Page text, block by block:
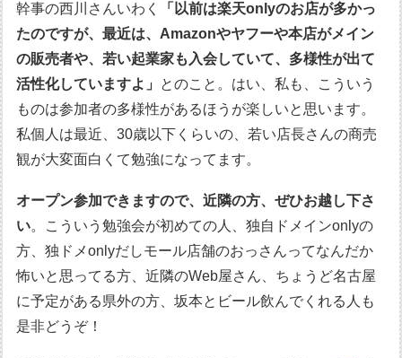
幹事の西川さんいわく
「以前は楽天onlyのお店が多かっ
たのですが、最近は、Amazonやヤフーや本店がメイン
の販売者や、若い起業家も入会していて、多様性が出て
活性化していますよ」 とのこと。はい、私も、こういう
ものは参加者の多様性があるほうが楽しいと思います。
私個人は最近、30歳以下くらいの、若い店長さんの商売
観が大変面白くて勉強になってます。
オープン参加できますので、近隣の方、ぜひお越し下さ
い。こういう勉強会が初めての人、独自ドメインonlyの
方、独ドメonlyだしモール店舗のおっさんってなんだか
怖いと思ってる方、近隣のWeb屋さん、ちょうど名古屋
に予定がある県外の方、坂本とビール飲んでくれる人も
是非どうぞ！